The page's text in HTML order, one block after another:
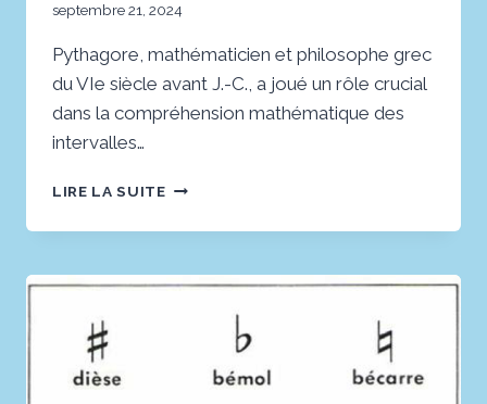
septembre 21, 2024
Pythagore, mathématicien et philosophe grec
du VIe siècle avant J.-C., a joué un rôle crucial
dans la compréhension mathématique des
intervalles…
LIRE LA SUITELES
INTERVALLES
EN